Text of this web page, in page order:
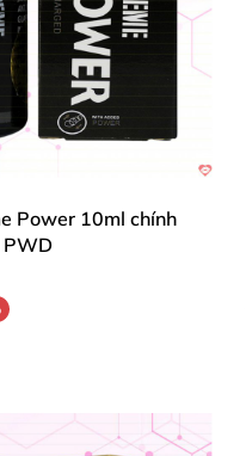
Power 10ml chính
PWD